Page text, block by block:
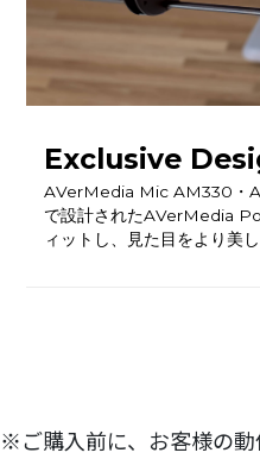
Exclusive
AVerMedia Mic AM330・
で設計されたAVerMedia
ィットし、見た目をより美し
※ご購入前に、お客様の